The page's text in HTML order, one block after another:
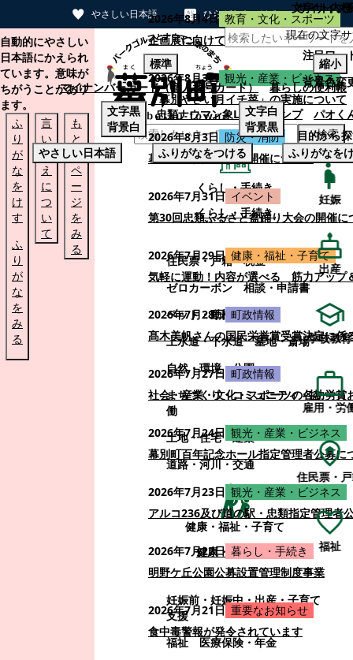
やさしい日本語 ひらがなをつける
本文へスキップする
自動的にやさしい
日本語にかえられ
ています。意味が
ちがうことがあり
ます。
ふ
り
が
な
を
け
す
ふ
り
が
な
を
み
る
言
い
替
え
に
つ
い
て
も
と
の
ペ
ー
ジ
を
み
る
検索
くらし・手続き
くらし・手続き
住民票・戸籍
税金
ゼロカーボン
相談・申請書
ペット・動植物
ごみ
上水道・下水道
墓地・斎場
自然・環境・公園
まちづくり・コミュニティ・協
働
土地・住宅・建築
道路・河川・交通
健康・福祉・子育て
健康・福祉・子育て
妊娠前・妊娠中・出産・子育て
支援
福祉
医療保険・年金
2026年8月4日 教育・文化・スポーツ
企画展に向けて：安東ウメ子さんとの思
2026年8月3日 観光・産業・ビジネス
「幕別やさい月イチ菜」の実施について
2026年8月3日 防災・消防
幕別町防災フェアの開催について
2026年7月31日 イベント
第30回忠類ふるさと盆踊り大会の開催に
2026年7月29日 健康・福祉・子育て
気軽に運動！内容が選べる 筋力アップ
2026年7月28日 町政情報
髙木美帆さんの国民栄誉賞受賞決定に係
2026年7月27日 町政情報
社会・産業・文化・スポーツの各功労
2026年7月24日 観光・産業・ビジネス
幕別町百年記念ホール指定管理者公募に
2026年7月23日 観光・産業・ビジネス
アルコ236及び道の駅・忠類指定管理者
2026年7月22日 暮らし・手続き
明野ケ丘公園公募設置管理制度事業
2026年7月21日 重要なお知らせ
食中毒警報が発令されています
サイト内
注目ワー
マイナンバーカード（個人番号カード）
暮らしの便利帳
忠類ナウマン象LINEスタンプ
パオく
目的から
妊娠
出産
学校教育
雇用・労
住民票・
福祉
文字サイズ
現在の文字
標準
縮小
背景色変
文字黒
背景白
文字白
背景黒
やさしい日本語
ふりがなをつける ふりがなを